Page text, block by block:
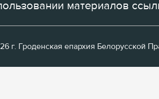
материалов
г. Гроденская епархия Белорусской